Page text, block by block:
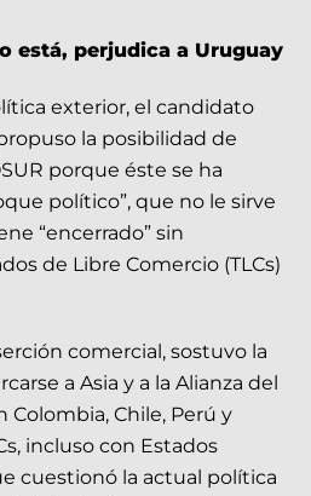
está, perjudica a Uruguay
exterior, el candidato
la posibilidad de
porque éste se ha
político”, que no le sirve
“encerrado” sin
de Libre Comercio (TLCs)
comercial, sostuvo la
a Asia y a la Alianza del
Chile, Perú y
incluso con Estados
cuestionó la actual política